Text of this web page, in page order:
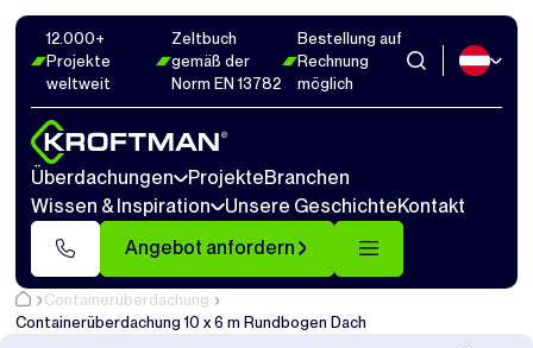
12.000+
Projekte
weltweit
Zeltbuch
gemäß der
Norm EN 13782
Bestellung auf
Rechnung
möglich
Überdachungen ProjekteBranchen
Wissen & Inspiration
Unsere GeschichteKontakt
Angebot anfordern
Containerüberdachung
Containerüberdachung 10 x 6 m Rundbogen Dach
Fotos Abmaße1 Videos
Schließen